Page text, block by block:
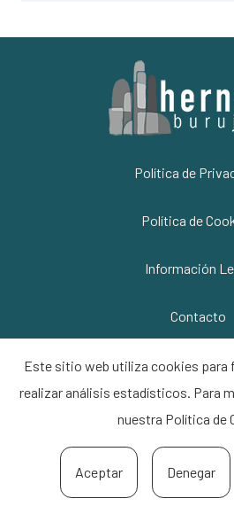
Política de
Política de
Información
Contacto
Este sitio web utiliza cookies para
realizar análisis estadísticos. Para
nuestra Política de
Aceptar Denegar